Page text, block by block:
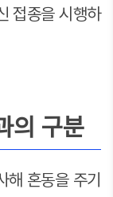
접종을 시행하
의 구분
혼동을 주기